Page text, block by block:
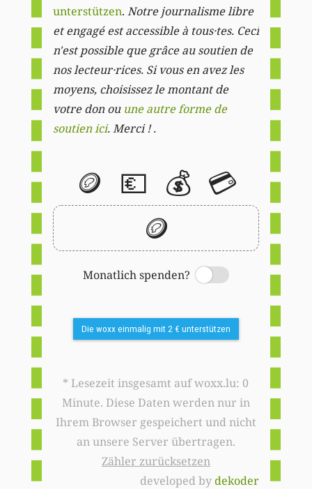
unterstützen. Notre journalisme libre
et engagé est accessible à tous·tes. Ceci
n'est possible que grâce au soutien de
nos lecteur·rices. Si vous en avez les
moyens, choisissez le montant de
votre don ou une autre forme de
soutien ici. Merci ! .
🪙 💶 💰 💳
🪙
Monatlich spenden?
Switch
Die woxx einmalig mit 2 € unterstützen
* Lesezeit insgesamt auf woxx.lu: 0
Minute. Diese Daten werden nur in
Ihrem Browser gespeichert und nicht
an unsere Server übertragen.
Zähler zurücksetzen
developed bydekoder